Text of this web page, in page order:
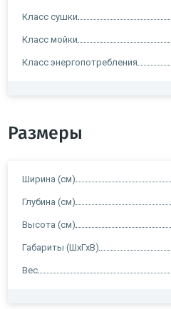
Класс сушки
Класс мойки
Класс энергопотребления
Размеры
Ширина (см)
Глубина (см)
Высота (см)
Габариты (ШхГхВ)
Вес